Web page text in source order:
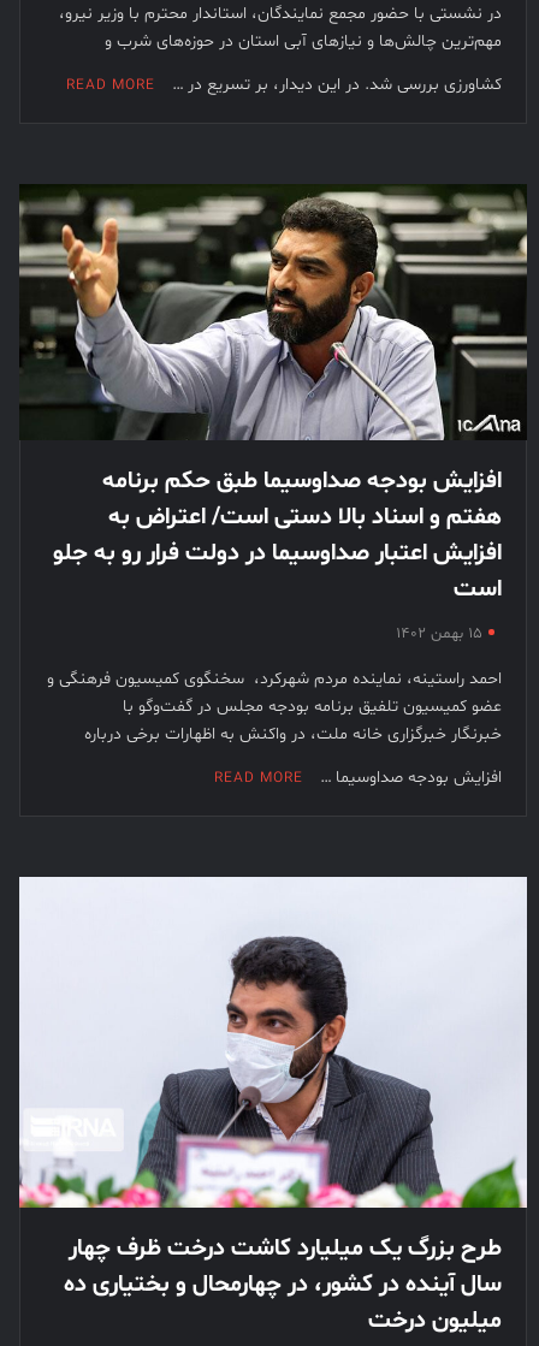
در نشستی با حضور مجمع نمایندگان، استاندار محترم با وزیر نیرو،
مهم‌ترین چالش‌ها و نیازهای آبی استان در حوزه‌های شرب و
کشاورزی بررسی شد. در این دیدار، بر تسریع در …
READ MORE
افزایش بودجه صداوسیما طبق حکم برنامه
هفتم و اسناد بالا دستی است/ اعتراض به
افزایش اعتبار صداوسیما در دولت فرار رو به جلو
است
۱۵ بهمن ۱۴۰۲
احمد راستینه، نماینده مردم شهرکرد، سخنگوی کمیسیون فرهنگی و
عضو کمیسیون تلفیق برنامه بودجه مجلس در گفت‌وگو با
خبرنگار خبرگزاری خانه ملت، در واکنش به اظهارات برخی درباره
افزایش بودجه صداوسیما …
READ MORE
طرح بزرگ یک میلیارد کاشت درخت ظرف چهار
سال آینده در کشور، در چهارمحال و بختیاری ده
میلیون درخت